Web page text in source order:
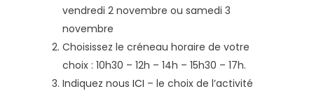
vendredi 2 novembre ou samedi 3
novembre
Choisissez le créneau horaire de votre
choix : 10h30 – 12h – 14h – 15h30 – 17h.
Indiquez nous ICI – le choix de l’activité